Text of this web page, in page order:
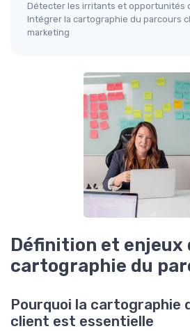
Détecter les irritants et opportunités
Intégrer la cartographie du parcours
marketing
Définition et enjeux
cartographie du
Pourquoi la cartographie
client est essentielle